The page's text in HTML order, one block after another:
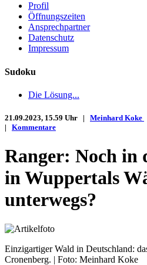
Profil
Öffnungszeiten
Ansprechpartner
Datenschutz
Impressum
Sudoku
Die Lösung...
21.09.2023, 15.59 Uhr | Meinhard Koke
| Kommentare
Ranger: Noch in
in Wuppertals
unterwegs?
Einzigartiger Wald in Deutschland:
Cronenberg. | Foto: Meinhard Koke